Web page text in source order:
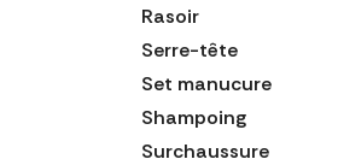
Rasoir
Serre-tête
Set manucure
Shampoing
Surchaussure